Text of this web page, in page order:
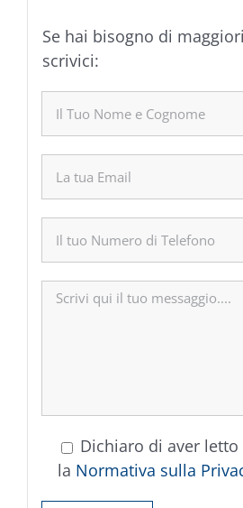
Se hai bisogno di
scrivici:
Dichiaro di aver letto
la Normativa sulla